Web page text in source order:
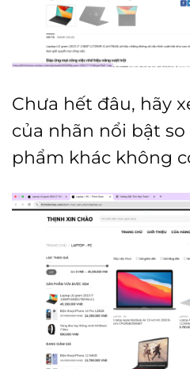
Chưa hết đâu, hãy
của nhãn nổi bật
phẩm khác không